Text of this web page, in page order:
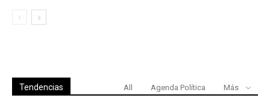
Tendencias All Agenda Política Más